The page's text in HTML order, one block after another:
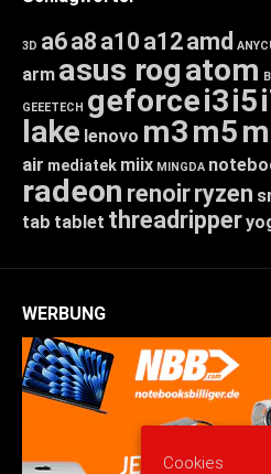
3D a6a8 a10 a12amd
arm asus rogatom
GEEETECH geforcei3i5
lake lenovo m3m5
air mediatek miix MINGDA
radeon renoirryzen
tab tablet threadripper
WERBUNG
Cookies